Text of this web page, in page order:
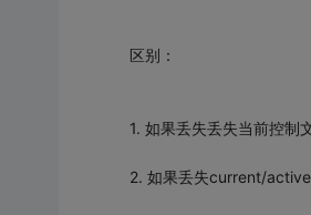
区别：
1. 如果丢失丢失当前控制
2. 如果丢失current/active